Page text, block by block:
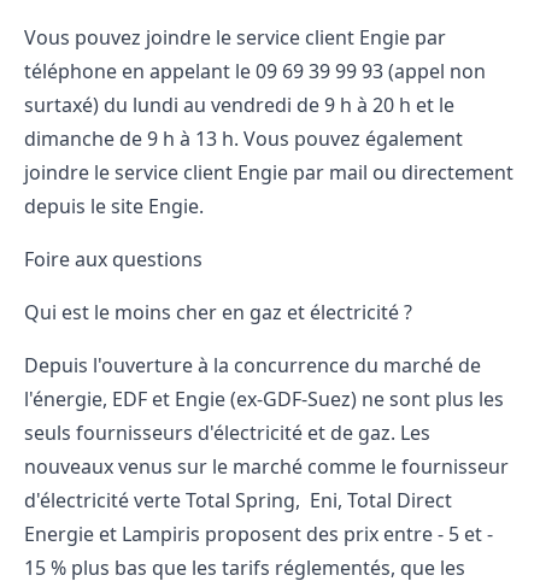
Vous pouvez joindre le service client Engie par
téléphone en appelant le 09 69 39 99 93 (appel non
surtaxé) du lundi au vendredi de 9 h à 20 h et le
dimanche de 9 h à 13 h. Vous pouvez également
joindre le service client Engie par mail ou directement
depuis lesite Engie.
Foire aux questions
Qui est le moins cher en gaz et électricité ?
Depuis l'ouverture à la concurrence du marché de
l'énergie, EDF et Engie (ex-GDF-Suez) ne sont plus les
seuls fournisseurs d'électricité et de gaz. Les
nouveaux venus sur le marché comme le fournisseur
d'électricité verte Total Spring, Eni, Total Direct
Energie et Lampiris proposent des prix entre - 5 et -
15 % plus bas que les tarifs réglementés, que les